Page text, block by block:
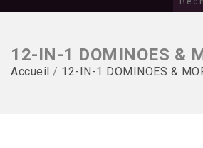
12-IN-1 DOMINOES &
Accueil / 12-IN-1 DOMINOES &